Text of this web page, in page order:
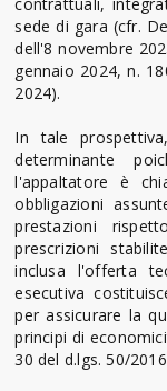
sede di gara (cfr.
dell'8 novembre
gennaio 2024, n.
2024).
In tale
determinante
l'appaltatore è
obbligazioni
prestazioni
prescrizioni
inclusa l'offerta
esecutiva
per assicurare la
principi di
30 del d.lgs. 50/